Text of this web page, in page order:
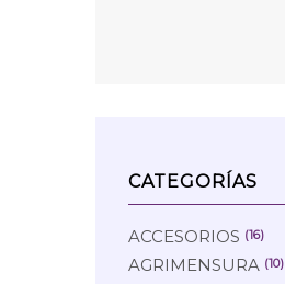
CATEGORÍAS
ACCESORIOS (16)
AGRIMENSURA (10)